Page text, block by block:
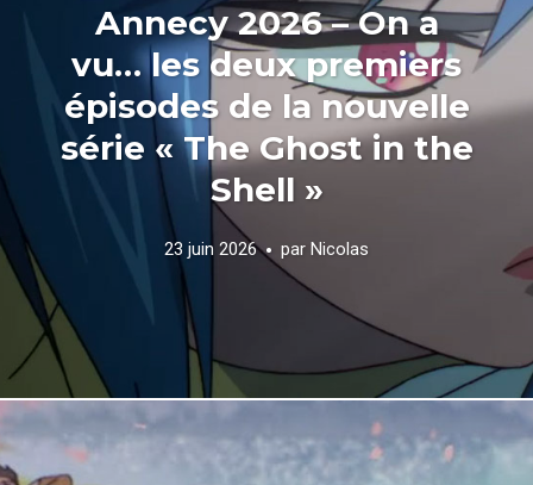
Annecy 2026 – On a
vu… les deux premiers
épisodes de la nouvelle
série « The Ghost in the
Shell »
23 juin 2026 par Nicolas